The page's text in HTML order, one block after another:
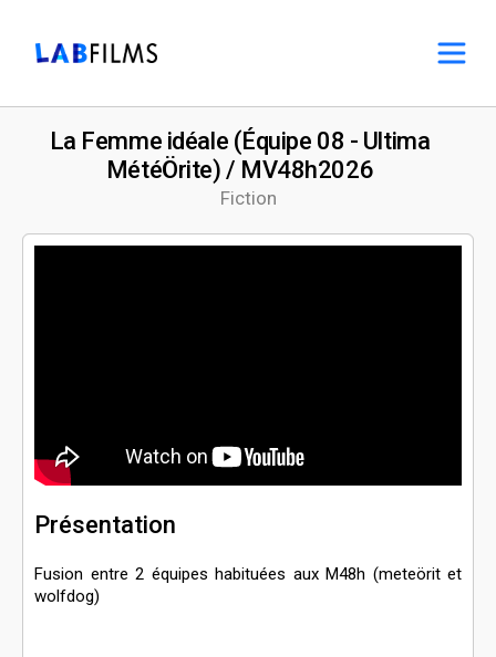
Fiction
La Femme idéale (Équipe 08 - Ultima
MétéÖrite) / MV48h2026
Présentation
Fusion entre 2 équipes habituées aux M48h (meteörit et
wolfdog)